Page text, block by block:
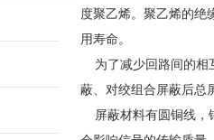
度聚乙烯。聚乙烯的绝
用寿命。
为了减少回路间的相
蔽、对绞组合屏蔽后总
屏蔽材料有圆铜线，